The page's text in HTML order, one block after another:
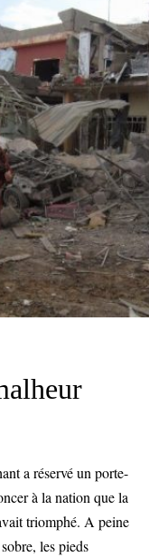
a réservé un porte-
à la nation que la
triomphé. A peine
les pieds